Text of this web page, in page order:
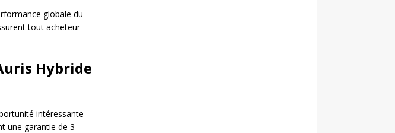
globale du
tout acheteur
Hybride
intéressante
une garantie de 3